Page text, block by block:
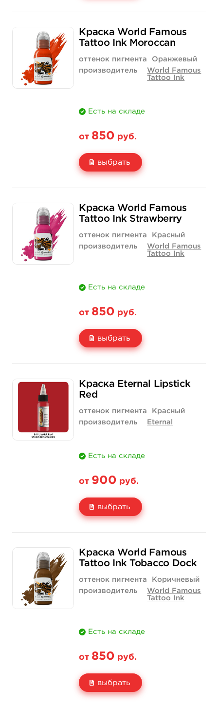
Количество
850 руб.
купить купить
Краска World Famous
Tattoo Ink Moroccan
оттенок пигмента
Оранжевый
производитель
World Famous
Tattoo Ink
Есть на складе
от 850 руб.
выбрать
Количество
850 руб.
купить
1 400 руб.
купить
Краска World Famous
Tattoo Ink Strawberry
оттенок пигмента
Красный
производитель
World Famous
Tattoo Ink
Есть на складе
от 850 руб.
выбрать
Количество
850 руб.
купить
1 400 руб.
купить
Краска Eternal Lipstick
Red
оттенок пигмента
Красный
производитель
Eternal
Есть на складе
от 900 руб.
выбрать
Количество
900 руб.
купить
1 520 руб.
купить
Краска World Famous
Tattoo Ink Tobacco Dock
оттенок пигмента
Коричневый
производитель
World Famous
Tattoo Ink
Есть на складе
от 850 руб.
выбрать